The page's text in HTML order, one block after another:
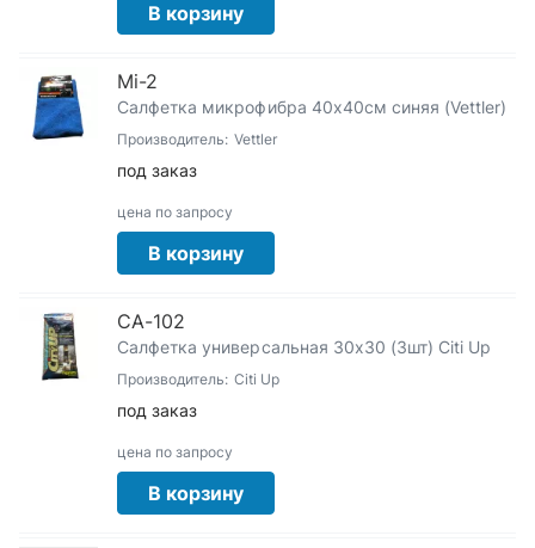
В корзину
Mi-2
Салфетка микрофибра 40х40см синяя (Vettler)
Производитель: Vettler
под заказ
цена по запросу
В корзину
СА-102
Салфетка универсальная 30x30 (3шт) Citi Up
Производитель: Citi Up
под заказ
цена по запросу
В корзину